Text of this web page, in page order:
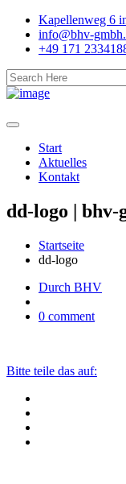
Kapellenweg 6
info@bhv-
+49 171
Start
Aktuelles
Kontakt
dd-logo | bhv-
Startseite
dd-logo
Durch BHV
0 comment
Bitte teile das auf: